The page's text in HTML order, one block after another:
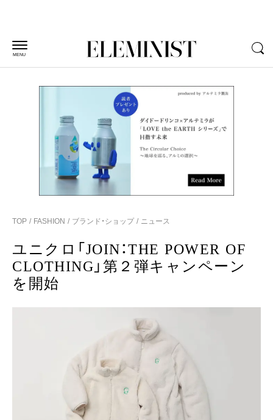
MENU
TOP FASHION ブランド・ショップ ニュース
ユニクロ「JOIN：THE POWER OF
CLOTHING」第２弾キャンペーン
を開始